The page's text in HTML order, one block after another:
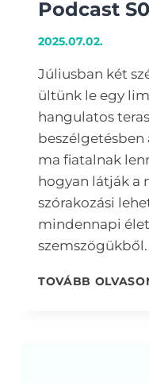
Podcast
2025.07.02.
Júliusban két
ültünk le egy
hangulatos
ma fiatalnak
hogyan látják a
szórakozási
mindennapi
szemszögükből.
TOVÁBB